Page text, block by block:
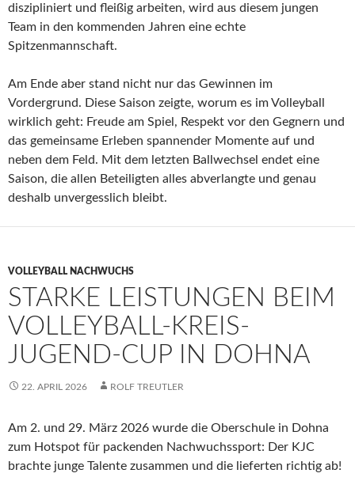
diszipliniert und fleißig arbeiten, wird aus diesem jungen
Team in den kommenden Jahren eine echte
Spitzenmannschaft.
Am Ende aber stand nicht nur das Gewinnen im
Vordergrund. Diese Saison zeigte, worum es im Volleyball
wirklich geht: Freude am Spiel, Respekt vor den Gegnern und
das gemeinsame Erleben spannender Momente auf und
neben dem Feld. Mit dem letzten Ballwechsel endet eine
Saison, die allen Beteiligten alles abverlangte und genau
deshalb unvergesslich bleibt.
VOLLEYBALL NACHWUCHS
STARKE LEISTUNGEN BEIM
VOLLEYBALL-KREIS-
JUGEND-CUP IN DOHNA
22. APRIL 2026 ROLF TREUTLER
Am 2. und 29. März 2026 wurde die Oberschule in Dohna
zum Hotspot für packenden Nachwuchssport: Der KJC
brachte junge Talente zusammen und die lieferten richtig ab!